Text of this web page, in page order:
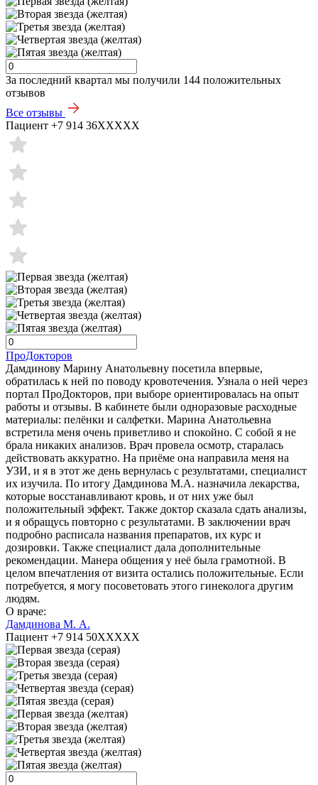
За последний квартал мы получили 144 положительных
отзывов
Все отзывы
Пациент +7 914 36XXXXX
ПроДокторов
Дамдинову Марину Анатольевну посетила впервые,
обратилась к ней по поводу кровотечения. Узнала о ней через
портал ПроДокторов, при выборе ориентировалась на опыт
работы и отзывы. В кабинете были одноразовые расходные
материалы: пелёнки и салфетки. Марина Анатольевна
встретила меня очень приветливо и спокойно. С собой я не
брала никаких анализов. Врач провела осмотр, старалась
действовать аккуратно. На приёме она направила меня на
УЗИ, и я в этот же день вернулась с результатами, специалист
их изучила. По итогу Дамдинова М.А. назначила лекарства,
которые восстанавливают кровь, и от них уже был
положительный эффект. Также доктор сказала сдать анализы,
и я обращусь повторно с результатами. В заключении врач
подробно расписала названия препаратов, их курс и
дозировки. Также специалист дала дополнительные
рекомендации. Манера общения у неё была грамотной. В
целом впечатления от визита остались положительные. Если
потребуется, я могу посоветовать этого гинеколога другим
людям.
О враче:
Дамдинова М. А.
Пациент +7 914 50XXXXX